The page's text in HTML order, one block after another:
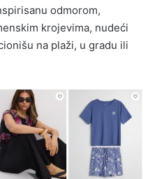
odmorom,
krojevima, nudeći
na plaži, u gradu ili